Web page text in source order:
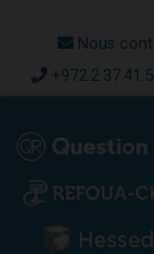
Nous